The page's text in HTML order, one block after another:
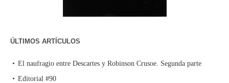
ÚLTIMOS ARTÍCULOS
El naufragio entre Descartes y Robinson Crusoe. Segunda parte
Editorial #90